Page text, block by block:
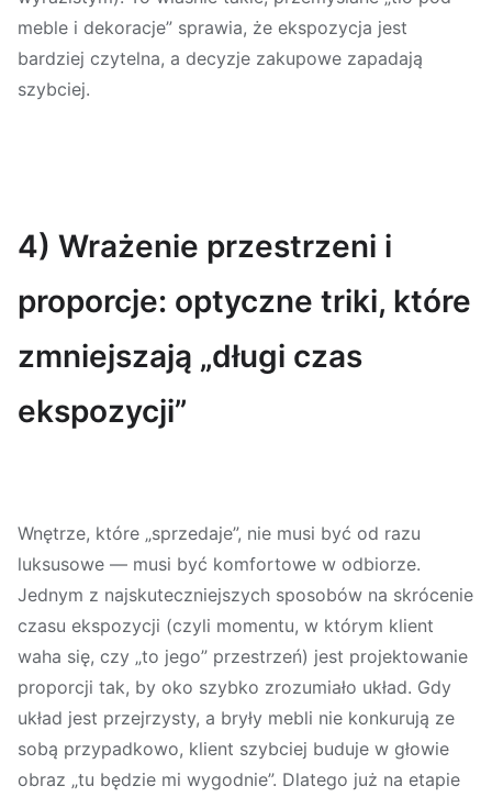
meble i dekoracje” sprawia, że ekspozycja jest
bardziej czytelna, a decyzje zakupowe zapadają
szybciej.
4) Wrażenie przestrzeni i
proporcje: optyczne triki, które
zmniejszają „długi czas
ekspozycji”
Wnętrze, które „sprzedaje”, nie musi być od razu
luksusowe — musi być komfortowe w odbiorze.
Jednym z najskuteczniejszych sposobów na skrócenie
czasu ekspozycji (czyli momentu, w którym klient
waha się, czy „to jego” przestrzeń) jest projektowanie
proporcji tak, by oko szybko zrozumiało układ. Gdy
układ jest przejrzysty, a bryły mebli nie konkurują ze
sobą przypadkowo, klient szybciej buduje w głowie
obraz „tu będzie mi wygodnie”. Dlatego już na etapie